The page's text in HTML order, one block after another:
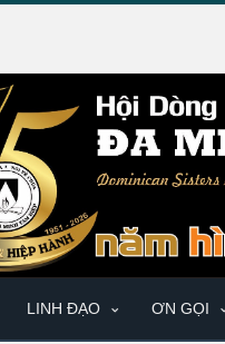
LINH ĐẠO ƠN GỌI